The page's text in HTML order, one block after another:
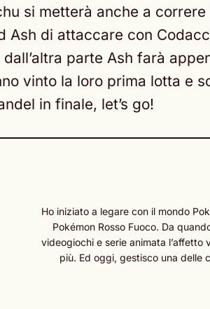
si metterà anche a
Ash di attaccare con
parte Ash farà
vinto la loro prima lotta e
in finale, let’s go!
Ho iniziato a legare con il mondo
Pokémon Rosso Fuoco. Da
videogiochi e serie animata
più. Ed oggi, gestisco una delle